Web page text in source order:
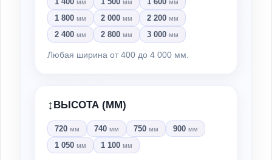
мм мм мм
1 800 мм 2 000 мм 2 200 мм
2 400 мм 2 800 мм 3 000 мм
Любая ширина от 400 до 4 000 мм.
↕️ВЫСОТА (ММ)
720 мм 740 мм 750 мм 900 мм
1 050 мм 1 100 мм